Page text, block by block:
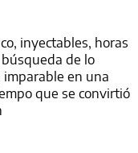
inyectables, horas
de lo
en una
que se convirtió